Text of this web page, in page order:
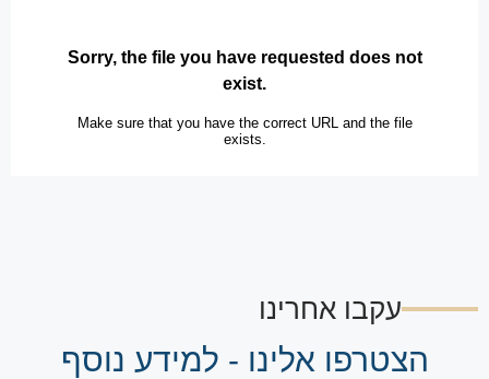
עקבו אחרינו
הצטרפו אלינו - למידע נוסף